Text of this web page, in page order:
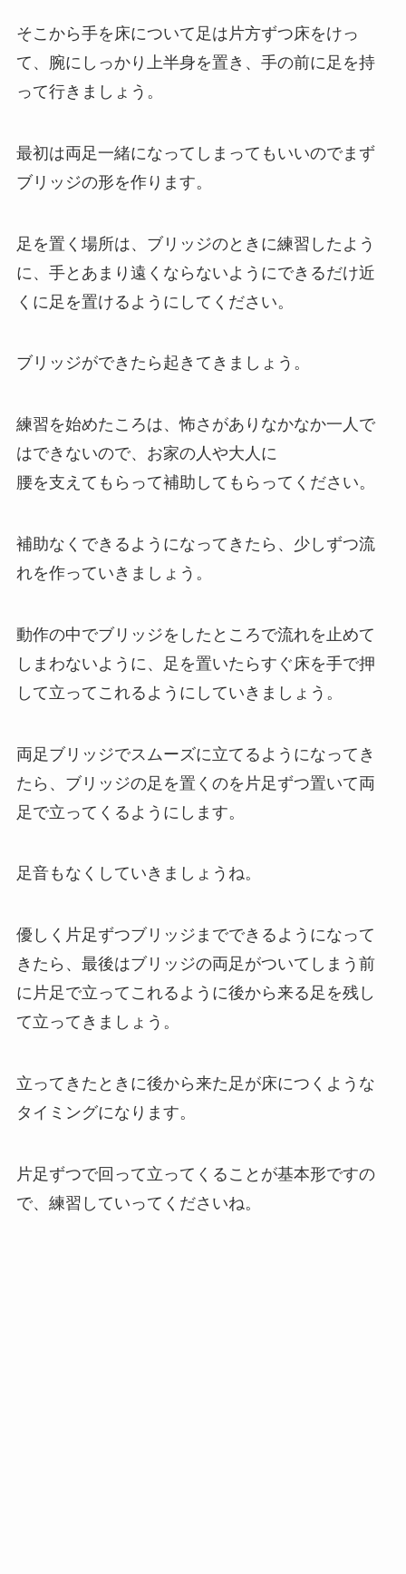
そこから手を床について足は片方ずつ床をけっ
て、腕にしっかり上半身を置き、手の前に足を持
って行きましょう。
最初は両足一緒になってしまってもいいのでまず
ブリッジの形を作ります。
足を置く場所は、ブリッジのときに練習したよう
に、手とあまり遠くならないようにできるだけ近
くに足を置けるようにしてください。
ブリッジができたら起きてきましょう。
練習を始めたころは、怖さがありなかなか一人で
はできないので、お家の人や大人に
腰を支えてもらって補助してもらってください。
補助なくできるようになってきたら、少しずつ流
れを作っていきましょう。
動作の中でブリッジをしたところで流れを止めて
しまわないように、足を置いたらすぐ床を手で押
して立ってこれるようにしていきましょう。
両足ブリッジでスムーズに立てるようになってき
たら、ブリッジの足を置くのを片足ずつ置いて両
足で立ってくるようにします。
足音もなくしていきましょうね。
優しく片足ずつブリッジまでできるようになって
きたら、最後はブリッジの両足がついてしまう前
に片足で立ってこれるように後から来る足を残し
て立ってきましょう。
立ってきたときに後から来た足が床につくような
タイミングになります。
片足ずつで回って立ってくることが基本形ですの
で、練習していってくださいね。